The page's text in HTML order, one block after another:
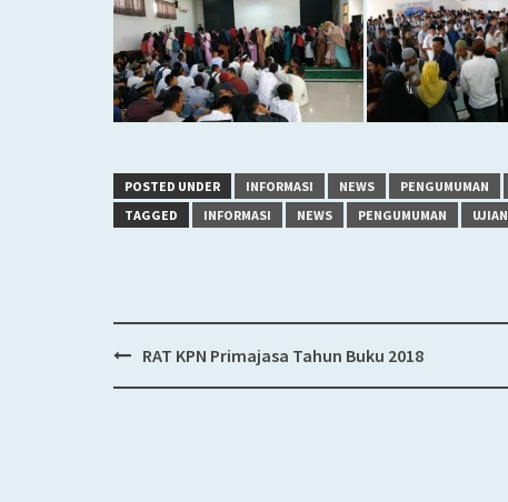
POSTED UNDER INFORMASI NEWS PENGUMUMAN
TAGGED
INFORMASI NEWS PENGUMUMAN UJIAN
RAT KPN Primajasa Tahun Buku 2018